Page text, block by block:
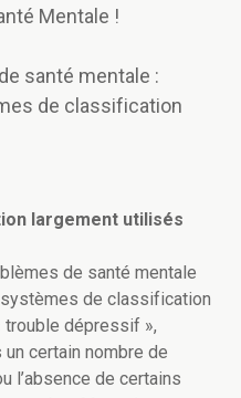
Mentale !
santé mentale :
de classification
largement utilisés
de santé mentale
de classification
dépressif »,
un certain nombre de
l’absence de certains